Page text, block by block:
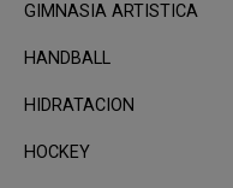
GIMNASIA ARTISTICA
HANDBALL
HIDRATACION
HOCKEY